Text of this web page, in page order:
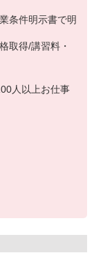
条件明示書で明
取得/講習料・
人以上お仕事